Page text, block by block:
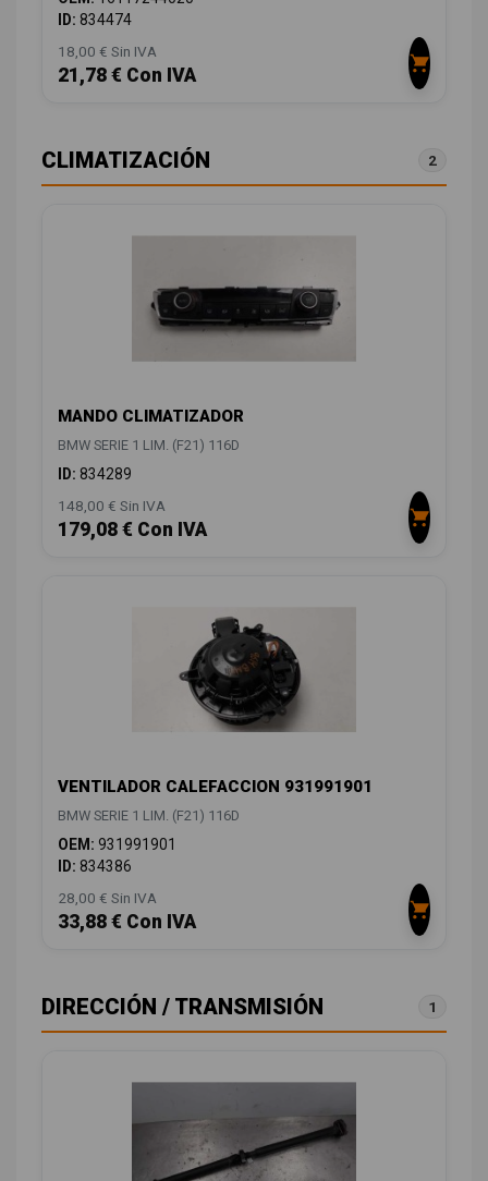
ID: 834474
18,00 € Sin IVA
21,78 € Con IVA
CLIMATIZACIÓN 2
MANDO CLIMATIZADOR
BMW SERIE 1 LIM. (F21) 116D
ID: 834289
148,00 € Sin IVA
179,08 € Con IVA
VENTILADOR CALEFACCION 931991901
BMW SERIE 1 LIM. (F21) 116D
OEM: 931991901
ID: 834386
28,00 € Sin IVA
33,88 € Con IVA
DIRECCIÓN / TRANSMISIÓN 1